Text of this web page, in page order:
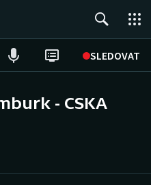
SLEDOVAT
- CSKA